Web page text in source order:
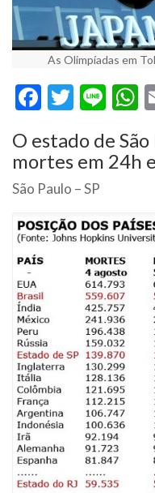
As Olimpíadas em
Facebook
Line
O estado de
mortes em 24h
São Paulo – SP